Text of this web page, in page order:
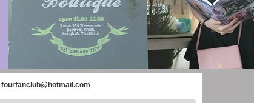
fourfanclub@hotmail.com